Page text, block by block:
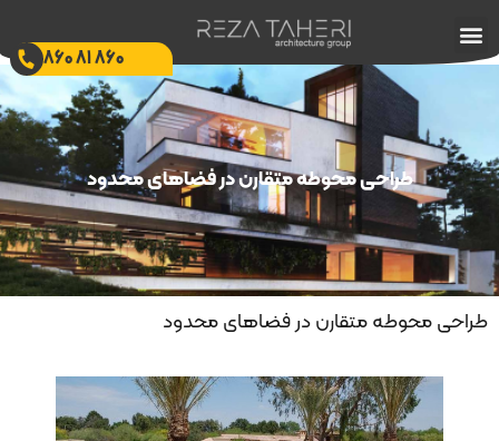
860 81 860
طراحی محوطه متقارن در فضاهای محدود
طراحی محوطه متقارن در فضاهای محدود